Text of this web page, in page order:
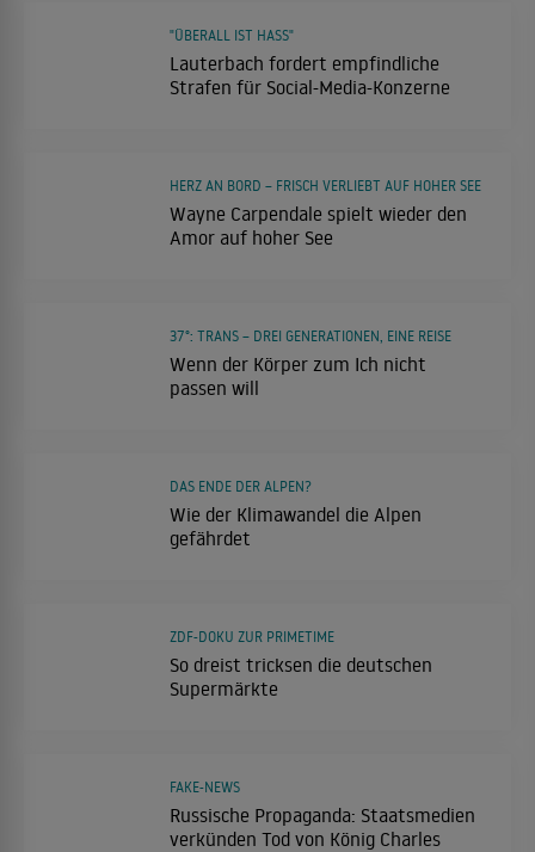
Lauterbach fordert empfindliche
Strafen für Social-Media-Konzerne
"ÜBERALL IST HASS"
Wayne Carpendale spielt wieder den
Amor auf hoher See
HERZ AN BORD – FRISCH VERLIEBT AUF HOHER SEE
Wenn der Körper zum Ich nicht
passen will
37°: TRANS – DREI GENERATIONEN, EINE REISE
Wie der Klimawandel die Alpen
gefährdet
DAS ENDE DER ALPEN?
So dreist tricksen die deutschen
Supermärkte
ZDF-DOKU ZUR PRIMETIME
Russische Propaganda: Staatsmedien
verkünden Tod von König Charles
FAKE-NEWS